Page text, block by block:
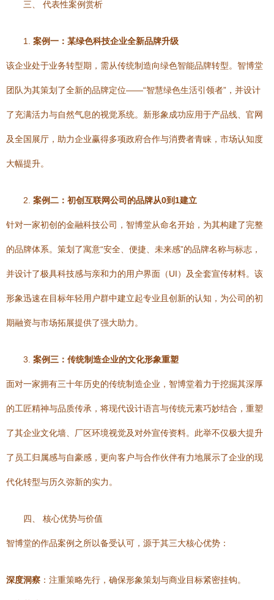
三、 代表性案例赏析
1. 案例一：某绿色科技企业全新品牌升级
该企业处于业务转型期，需从传统制造向绿色智能品牌转型。智博堂
团队为其策划了全新的品牌定位——“智慧绿色生活引领者”，并设计
了充满活力与自然气息的视觉系统。新形象成功应用于产品线、官网
及全国展厅，助力企业赢得多项政府合作与消费者青睐，市场认知度
大幅提升。
2. 案例二：初创互联网公司的品牌从0到1建立
针对一家初创的金融科技公司，智博堂从命名开始，为其构建了完整
的品牌体系。策划了寓意“安全、便捷、未来感”的品牌名称与标志，
并设计了极具科技感与亲和力的用户界面（UI）及全套宣传材料。该
形象迅速在目标年轻用户群中建立起专业且创新的认知，为公司的初
期融资与市场拓展提供了强大助力。
3. 案例三：传统制造企业的文化形象重塑
面对一家拥有三十年历史的传统制造企业，智博堂着力于挖掘其深厚
的工匠精神与品质传承，将现代设计语言与传统元素巧妙结合，重塑
了其企业文化墙、厂区环境视觉及对外宣传资料。此举不仅极大提升
了员工归属感与自豪感，更向客户与合作伙伴有力地展示了企业的现
代化转型与历久弥新的实力。
四、 核心优势与价值
智博堂的作品案例之所以备受认可，源于其三大核心优势：
深度洞察 ：注重策略先行，确保形象策划与商业目标紧密挂钩。